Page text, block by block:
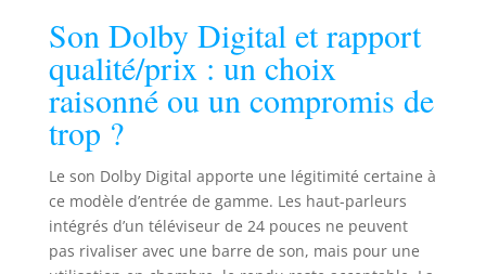
Son Dolby Digital et rapport
qualité/prix : un choix
raisonné ou un compromis de
trop ?
Le son Dolby Digital apporte une légitimité certaine à
ce modèle d’entrée de gamme. Les haut-parleurs
intégrés d’un téléviseur de 24 pouces ne peuvent
pas rivaliser avec une barre de son, mais pour une